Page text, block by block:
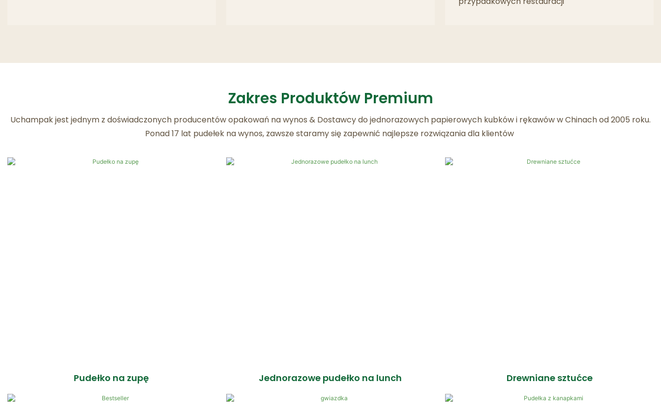
Zakres Produktów Premium
Uchampak jest jednym z doświadczonych producentów opakowań na wynos & Dostawcy do jednorazowych papierowych kubków i rękawów w Chinach od 2005 roku.
Ponad 17 lat pudełek na wynos, zawsze staramy się zapewnić najlepsze rozwiązania dla klientów
Pudełko na zupę Jednorazowe pudełko na lunch Drewniane sztućce